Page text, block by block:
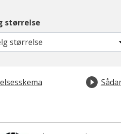
størrelse
størrelse